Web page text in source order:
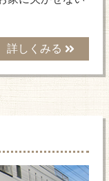
詳しくみる